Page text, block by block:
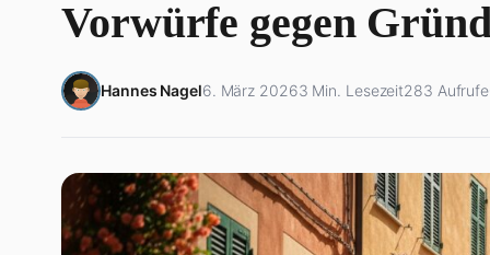
Vorwürfe gegen
Hannes Nagel6. März 20263 Min. Lesezeit283 Aufrufe